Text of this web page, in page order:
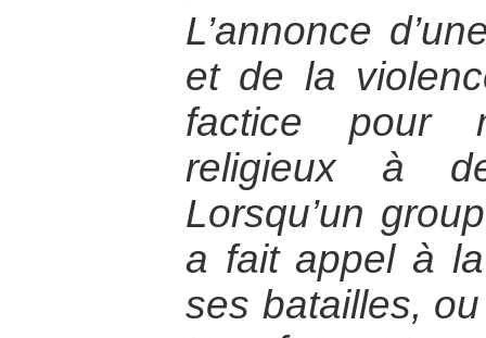
L’annonce
et de la
factice pour
religieux à
Lorsqu’un
a fait appel à
ses batailles,